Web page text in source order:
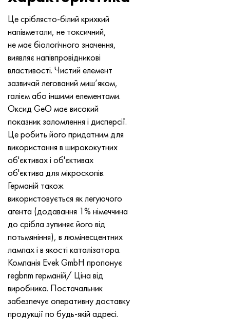
Це сріблясто-білий крихкий
напівметали, не токсичний,
не має біологічного значення,
виявляє напівпровідникові
властивості. Чистий елемент
зазвичай легований миш’яком,
галієм або іншими елементами.
Оксид GeO має високий
показник заломлення і дисперсії.
Це робить його придатним для
використання в ширококутних
об'єктивах і об'єктивах
об'єктива для мікроскопів.
Германій також
використовується як легуючого
агента (додавання 1% німеччина
до срібла зупиняє його від
потьмяніння), в люмінесцентних
лампах і в якості каталізатора.
Компанія Evek GmbH пропонує
regbnm германій/ Ціна від
виробника. Постачальник
забезпечує оперативну доставку
продукції по будь-якій адресі.
MP159
Multimet n155
Никрофер 5923 hMo
Никрофер 6030
Нитроник 40
Нитроник 50
Нитроник 60
Нитроник 75
Нимоник 80а
Нимоник 90
Нимоник 263
Haynes 25
Хайнс 188
Стрічка, коло, дріт 56ДГНХ
Стрічка 68НХВКТЮ
труба 79НМ
Стрічка, коло, дріт 80НМ
80НМВ-ВІ
80НХС
81НМА
Види прецизійних сплавів
термобіметалів
Труба прецизійна
Лист, круг, дріт ХН73МБТЮ
Труба ХН70Ю
Труба ХН75МБТЮ
Лист, круг, дріт ХН75ТБЮ
Лист, круг, дріт ХН77ТЮ
труба ХН77ТЮР
труба ХН78Т
Лист, круг, дріт ХН80ТБЮ
Лист, круг, дріт Н65М
Лист, круг, дріт Н70МФВ
5B
ТЛ5
АТ-6
МС-6
14 титан
СП -17
40 титан
1.4567 - aisi 304Cu
1.4570 - aisi303Cu
1.4574 - Alloy PH 15-7 Mo®
1.4580 - aisi 316Cb
1.4597 - aisi 204Cu
Сплав 28 - 1.4563
Сплав 31 - 1.4562
Сплав 254smo® - 1.4547
Сплав 926 - 1.4529
AM-350 - ams 5548
AM-355 - ams 5547
Сustom 450® - uns S45000
Greek Ascoloy 418
15Х16Н2АМ
18Х11МНФБ
18Х12ВМБФР
20Х12ВНМФ
20Х3МВФ
21НКМТ
37Х12Н8Г8МФБ
40Х10С2М
40Х9С2
45Х14Н14В2М
50Х14МФ
65Х13
90Х18МФ
30Х, aisi 5130, 30h
30хгс, 30hgs
30ХГСА, 30hgsa
30хгсн2а, 30hgsna
30хн2ма, 30CrNiMo8
30хн3а, 31nicr14
34хн3ма, 36NiCrMo16, 35NiCrMo16
35hgs, 35хгс
35hgsa, 35ХГСА
ас35г2, 36smnpb14, 1.0765
38х2н2ма, 34CrNiMo6, 40NiCrMo7
40хн2ма, 34CrNiMo4, 36hnm
38ХС, 37hs